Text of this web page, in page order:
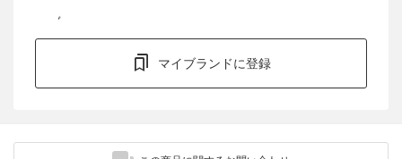
マイブランドに登録